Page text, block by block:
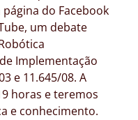
do Facebook
um debate
Implementação
e 11.645/08. A
horas e teremos
e conhecimento.